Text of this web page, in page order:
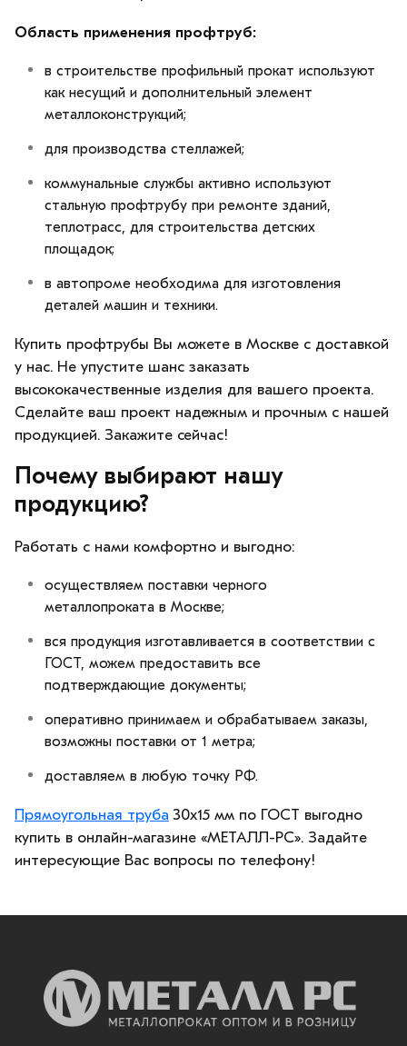
Область применения профтруб:
в строительстве профильный прокат используют
как несущий и дополнительный элемент
металлоконструкций;
для производства стеллажей;
коммунальные службы активно используют
стальную профтрубу при ремонте зданий,
теплотрасс, для строительства детских
площадок;
в автопроме необходима для изготовления
деталей машин и техники.
Купить профтрубы Вы можете в Москве с доставкой
у нас. Не упустите шанс заказать
высококачественные изделия для вашего проекта.
Сделайте ваш проект надежным и прочным с нашей
продукцией. Закажите сейчас!
Почему выбирают нашу
продукцию?
Работать с нами комфортно и выгодно:
осуществляем поставки черного
металлопроката в Москве;
вся продукция изготавливается в соответствии с
ГОСТ, можем предоставить все
подтверждающие документы;
оперативно принимаем и обрабатываем заказы,
возможны поставки от 1 метра;
доставляем в любую точку РФ.
Прямоугольная труба 30х15 мм по ГОСТ выгодно
купить в онлайн-магазине «МЕТАЛЛ-РС». Задайте
интересующие Вас вопросы по телефону!